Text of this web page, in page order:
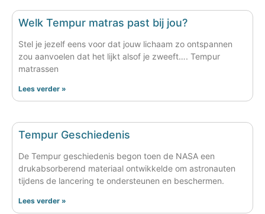
Welk Tempur matras past bij jou?
Stel je jezelf eens voor dat jouw lichaam zo ontspannen
zou aanvoelen dat het lijkt alsof je zweeft…. Tempur
matrassen
Lees verder »
Tempur Geschiedenis
De Tempur geschiedenis begon toen de NASA een
drukabsorberend materiaal ontwikkelde om astronauten
tijdens de lancering te ondersteunen en beschermen.
Lees verder »